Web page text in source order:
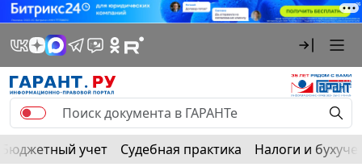
Бюджетный учет Судебная практика Налоги и